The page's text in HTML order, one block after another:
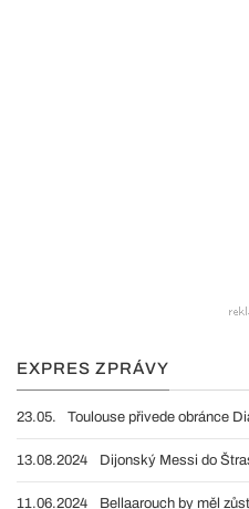
EXPRES ZPRÁVY
23.05. Toulouse přivede obránce
13.08.2024 Dijonský Messi do
11.06.2024 Bellaarouch by měl